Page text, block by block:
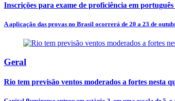
Inscrições para exame de proficiência em
A aplicação das provas no Brasil ocorrerá de 20 a 23 de
Geral
Rio tem previsão ventos moderados a fortes nesta